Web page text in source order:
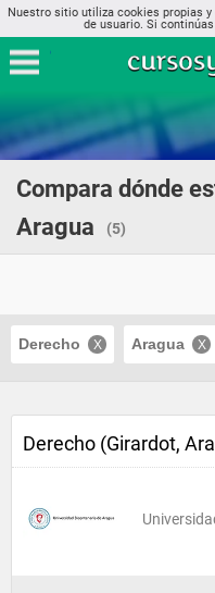
Nuestro sitio utiliza cookies propias
de usuario. Si
Compara dónde
Aragua
(5)
Derecho Aragua
Derecho (Girardot,